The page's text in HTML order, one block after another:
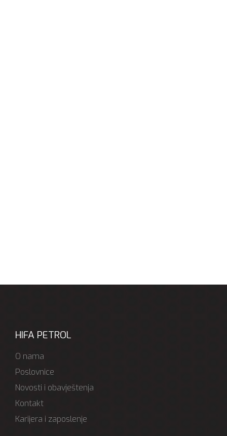
HIFA PETROL
O nama
Poslovnice
Novosti i obavještenja
Kontakt
Karijera i zaposlenje